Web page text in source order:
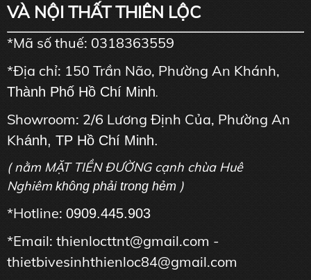
VÀ NỘI THẤT THIÊN LỘC
*Mã số thuế: 0318363559
*Địa chỉ: 150 Trần Não, Phường An Khánh,
Thành Phố Hồ Chí Minh.
Showroom: 2/6 Lương Định Của, Phường An
Khánh, TP Hồ Chí Minh.
( nằm MẶT TIỀN ĐƯỜNG cạnh chùa Huê
Nghiêm không phải trong hẻm )
*Hotline: 0909.445.903
*Email: thienlocttnt@gmail.com -
thietbivesinhthienloc84@gmail.com